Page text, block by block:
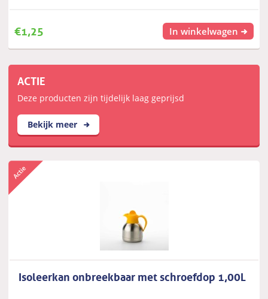
€1,25 In winkelwagen
ACTIE
Deze producten zijn tijdelijk laag geprijsd
Bekijk meer
Isoleerkan onbreekbaar met schroefdop 1,00L